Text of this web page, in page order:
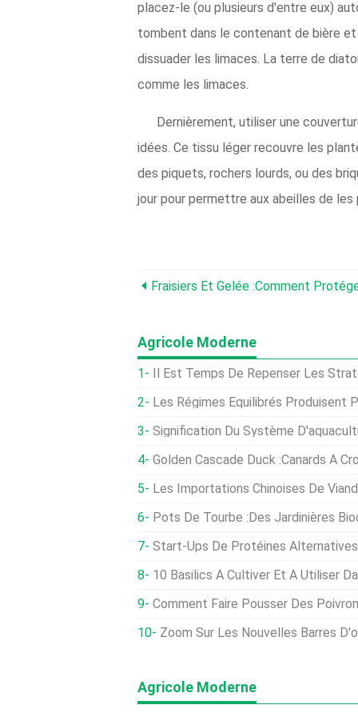
placez-le (ou plusieurs d'entre eux)
tombent dans le contenant de bière
dissuader les limaces. La terre de
comme les limaces.
Dernièrement, utiliser une
idées. Ce tissu léger recouvre les
des piquets, rochers lourds, ou des
jour pour permettre aux abeilles de les
Fraisiers Et Gelée :comment
Agricole Moderne
Il Est Temps De Repenser Les
Les Régimes Équilibrés Produisent
Signification Du Système D'aquaculture En
Golden Cascade Duck :Canards À
Les Importations Chinoises De Viande Chutent
Pots De Tourbe :des Jardinières
Start-Ups De Protéines Alternatives
10 Basilics À Cultiver Et À Utiliser
Comment Faire Pousser Des
Zoom Sur Les Nouvelles Barres
Agricole Moderne